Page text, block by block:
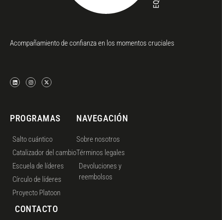
Acompañamiento de confianza en los momentos cruciales
PROGRAMAS
Salto cuántico
Catalizador del cambio
Escuela de líderes
Círculo de líderes
Proyecto Platoon
NAVEGACIÓN
Sobre nosotros
Términos legales
Devoluciones y
reembolsos
CONTACTO